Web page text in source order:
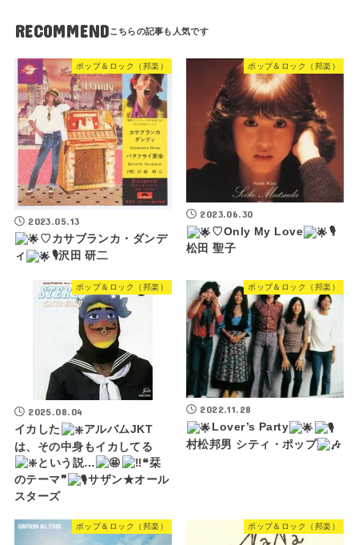
RECOMMEND
ポップ＆ロック（邦楽）
2023.05.13
♡カサブランカ・ダンデ
ィ
🎙沢田 研二
ポップ＆ロック（邦楽）
2023.06.30
♡Only My Love
🎙
松田 聖子
ポップ＆ロック（邦楽）
2025.08.04
イカした
アルバムJKT
は、その中身もイカしてる
という説…
❝栞
のテーマ❞
サザン★オール
スターズ
ポップ＆ロック（邦楽）
2022.11.28
Lover’s Party
村松邦男 シティ・ポップ
ポップ＆ロック（邦楽） ポップ＆ロック（邦楽）